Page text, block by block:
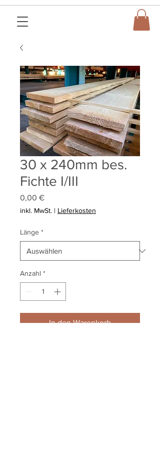
30 x 240mm bes.
Fichte I/III
0,00 €Preis
inkl. MwSt. | Lieferkosten
Länge *
Anzahl *
In den Warenkorb